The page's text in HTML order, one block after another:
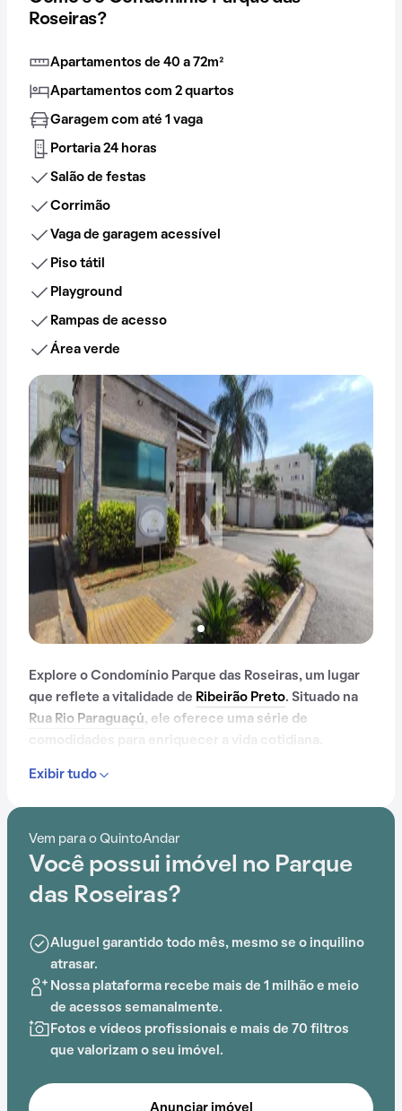
Roseiras?
Apartamentos de 40 a 72m²
Apartamentos com 2 quartos
Garagem com até 1 vaga
Portaria 24 horas
Salão de festas
Corrimão
Vaga de garagem acessível
Piso tátil
Playground
Rampas de acesso
Área verde
Explore o Condomínio Parque das Roseiras, um lugar
que reflete a vitalidade de Ribeirão Preto. Situado na
Rua Rio Paraguaçú, ele oferece uma série de
passando por playground, o Condomínio Parque das
segurança.
Exibir tudo
Vem para o QuintoAndar
Você possui imóvel no Parque
das Roseiras?
Aluguel garantido todo mês, mesmo se o inquilino
atrasar.
Nossa plataforma recebe mais de 1 milhão e meio
de acessos semanalmente.
Fotos e vídeos profissionais e mais de 70 filtros
que valorizam o seu imóvel.
Anunciar imóvel